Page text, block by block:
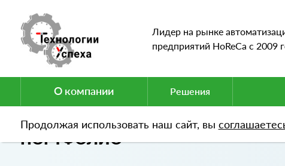
Лидер на рынке
предприятий HoReCa c 2009
О компании Решения
Продолжая использовать наш сайт, вы
ПОРТФОЛИО